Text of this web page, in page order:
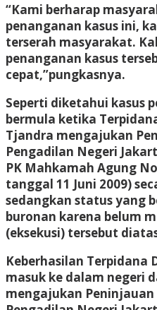
“Kami berharap
penanganan kasus ini,
terserah masyarakat.
penanganan kasus
cepat,”pungkasnya.
Seperti diketahui kasus
bermula ketika
Tjandra mengajukan
Pengadilan Negeri
PK Mahkamah Agung
tanggal 11 Juni 2009)
sedangkan status yang
buronan karena belum
(eksekusi) tersebut
Keberhasilan Terpidana
masuk ke dalam negeri
mengajukan Peninjauan